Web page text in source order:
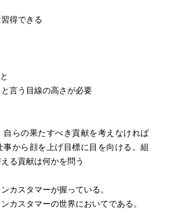
はなく変革をもたらすもの（出典：
産性を向上させるための条件は６つあ
。
に責任を負う。
ョンを行う。
の問題であることを認識する。
とってコストでなく資本であること
日を支配するもの）
者の条件）
いにもかかわらず成果をあげられな
総体を創造することである。第二に、
と行動において、すぐに必要とされる
要とされるものとをバランスさせるこ
メント』より）
では、範囲、複雑さ、重要さがどうで
答えを得ようとしてはならない。重要
えを見つけることではない。正しい問
、無名の人たちによって今日つくられ
ト・フロンティア』より） 等
の膨大な思想のエッセンスを知ること
得できる
言う目線の高さが必要
自らの果たすべき貢献を考えなければ
事から顔を上げ目標に目を向ける。組
る貢献は何かを問う
カスタマーが握っている。
カスタマーの世界においてである。